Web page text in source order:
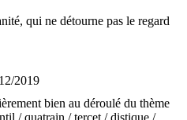
qui ne détourne pas le regard
2019
bien au déroulé du thème
/ quatrain / tercet / distique /